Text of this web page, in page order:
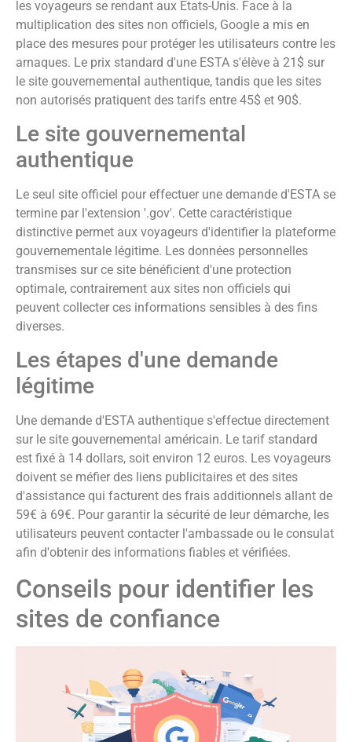
les voyageurs se rendant aux États-Unis. Face à la
multiplication des sites non officiels, Google a mis en
place des mesures pour protéger les utilisateurs contre les
arnaques. Le prix standard d'une ESTA s'élève à 21$ sur
le site gouvernemental authentique, tandis que les sites
non autorisés pratiquent des tarifs entre 45$ et 90$.
Le site gouvernemental
authentique
Le seul site officiel pour effectuer une demande d'ESTA se
termine par l'extension '.gov'. Cette caractéristique
distinctive permet aux voyageurs d'identifier la plateforme
gouvernementale légitime. Les données personnelles
transmises sur ce site bénéficient d'une protection
optimale, contrairement aux sites non officiels qui
peuvent collecter ces informations sensibles à des fins
diverses.
Les étapes d'une demande
légitime
Une demande d'ESTA authentique s'effectue directement
sur le site gouvernemental américain. Le tarif standard
est fixé à 14 dollars, soit environ 12 euros. Les voyageurs
doivent se méfier des liens publicitaires et des sites
d'assistance qui facturent des frais additionnels allant de
59€ à 69€. Pour garantir la sécurité de leur démarche, les
utilisateurs peuvent contacter l'ambassade ou le consulat
afin d'obtenir des informations fiables et vérifiées.
Conseils pour identifier les
sites de confiance